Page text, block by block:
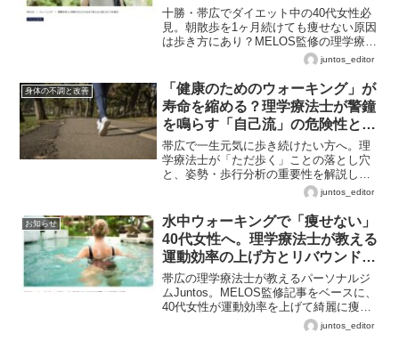
教える正しいダイエット
十勝・帯広でダイエット中の40代女性必
見。朝散歩を1ヶ月続けても痩せない原因
は歩き方にあり？MELOS監修の理学療法
士が、自己流を脱してリバウンドしない
体をつくるためのパーソナルの必要性を
解説。
juntos_editor
身体の不調と改善
「健康のためのウォーキング」が
寿命を縮める？理学療法士が警鐘
を鳴らす「自己流」の危険性と、
一生歩ける体を作る秘訣
帯広で一生元気に歩き続けたい方へ。理
学療法士が「ただ歩く」ことの落とし穴
と、姿勢・歩行分析の重要性を解説しま
す。ラクリスでの筋膜調整と正しい歩行
る、将来を見据えた身体作りをご提案し
ます。
juntos_editor
お知らせ
水中ウォーキングで「痩せない」
40代女性へ。理学療法士が教える
運動効率の上げ方とリバウンドし
ないダイエット
帯広の理学療法士が教えるパーソナルジ
ムJuntos。MELOS監修記事をベースに、
40代女性が運動効率を上げて綺麗に痩せ
るコツとリバウンドしない体づくりを解
juntos_editor